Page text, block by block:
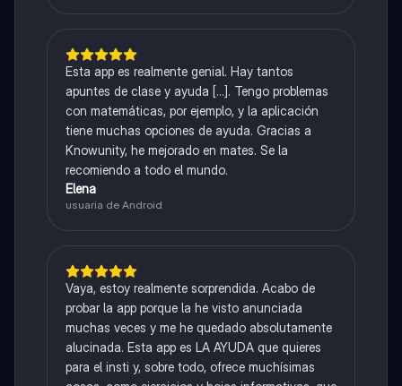
Esta app es realmente genial. Hay tantos
apuntes de clase y ayuda [...]. Tengo problemas
con matemáticas, por ejemplo, y la aplicación
tiene muchas opciones de ayuda. Gracias a
Knowunity, he mejorado en mates. Se la
recomiendo a todo el mundo.
Elena
usuaria de Android
Vaya, estoy realmente sorprendida. Acabo de
probar la app porque la he visto anunciada
muchas veces y me he quedado absolutamente
alucinada. Esta app es LA AYUDA que quieres
para el insti y, sobre todo, ofrece muchísimas